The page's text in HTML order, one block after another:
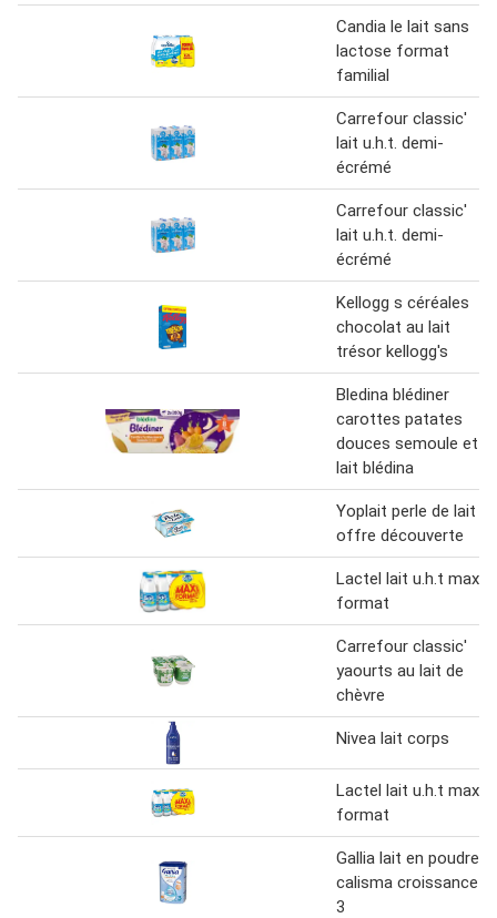
Candia le lait sans
lactose format
familial
Carrefour classic'
lait u.h.t. demi-
écrémé
Carrefour classic'
lait u.h.t. demi-
écrémé
Kellogg s céréales
chocolat au lait
trésor kellogg's
Bledina blédiner
carottes patates
douces semoule et
lait blédina
Yoplait perle de lait
offre découverte
Lactel lait u.h.t maxi
format
Carrefour classic'
yaourts au lait de
chèvre
Nivea lait corps
Lactel lait u.h.t maxi
format
Gallia lait en poudre
calisma croissance
3